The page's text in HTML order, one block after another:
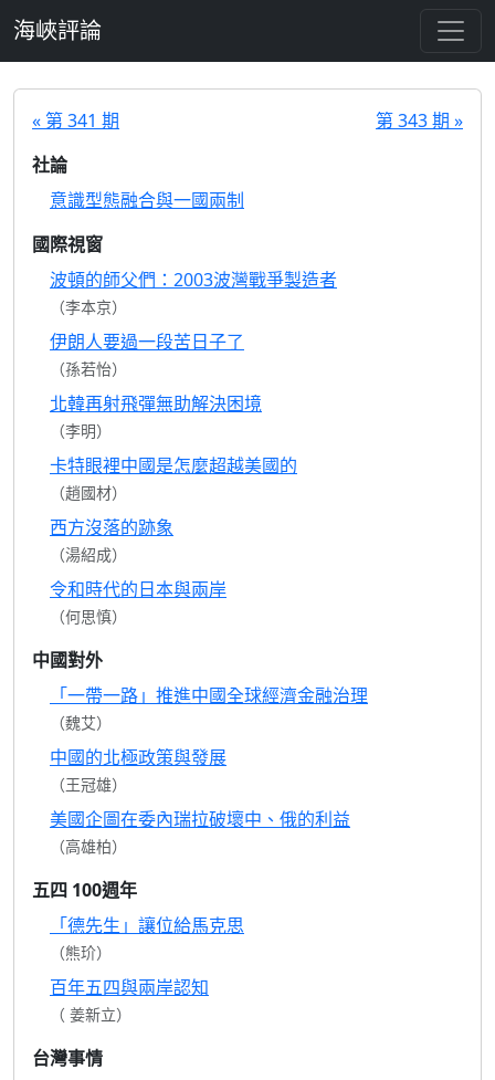
海峽評論
« 第 341 期
第 343 期 »
社論
意識型態融合與一國兩制
國際視窗
波頓的師父們：2003波灣戰爭製造者
（李本京）
伊朗人要過一段苦日子了
（孫若怡）
北韓再射飛彈無助解決困境
（李明）
卡特眼裡中國是怎麼超越美國的
（趙國材）
西方沒落的跡象
（湯紹成）
令和時代的日本與兩岸
（何思慎）
中國對外
「一帶一路」推進中國全球經濟金融治理
（魏艾）
中國的北極政策與發展
（王冠雄）
美國企圖在委內瑞拉破壞中、俄的利益
（高雄柏）
五四 100週年
「德先生」讓位給馬克思
（熊玠）
百年五四與兩岸認知
（ 姜新立）
台灣事情